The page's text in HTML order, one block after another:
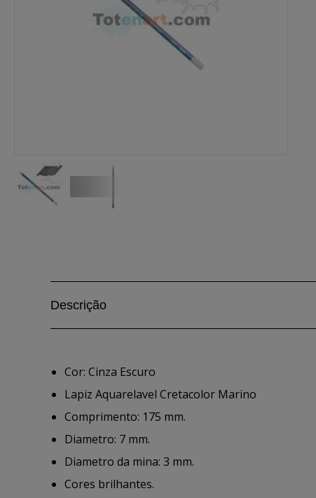
Descrição
Cor: Cinza Escuro
Lapiz Aquarelavel Cretacolor Marino
Comprimento: 175 mm.
Diametro: 7 mm.
Diametro da mina: 3 mm.
Cores brilhantes.